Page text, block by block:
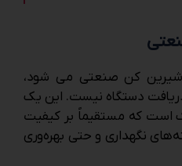
کن صنعتی می ‌شود،
دستگاه نیست. این یک
است که مستقیماً بر کیفیت
نگهداری و حتی بهره‌وری